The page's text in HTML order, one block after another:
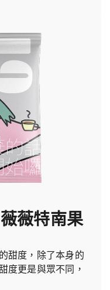
薇特南果
甜度，除了本身的
度更是與眾不同，